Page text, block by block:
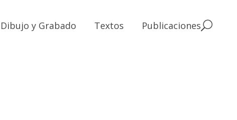
Dibujo y Grabado Textos Publicaciones